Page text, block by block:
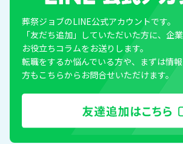
葬祭ジョブのLINE公式アカウントです。
「友だち追加」していただいた方に、企
お役立ちコラムをお送りします。
転職をするか悩んでいる方や、まずは情
方もこちらからお問合せいただけます。